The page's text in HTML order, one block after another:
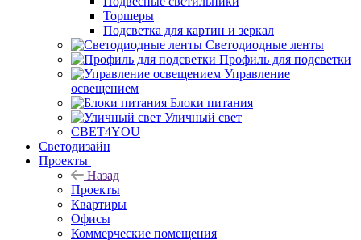
Торшеры
Подсветка для картин и зеркал
Светодиодные ленты
Профиль для подсветки
Управление
освещением
Блоки питания
Уличный свет
СВЕТ4YOU
Светодизайн
Проекты
Назад
Проекты
Квартиры
Офисы
Коммерческие помещения